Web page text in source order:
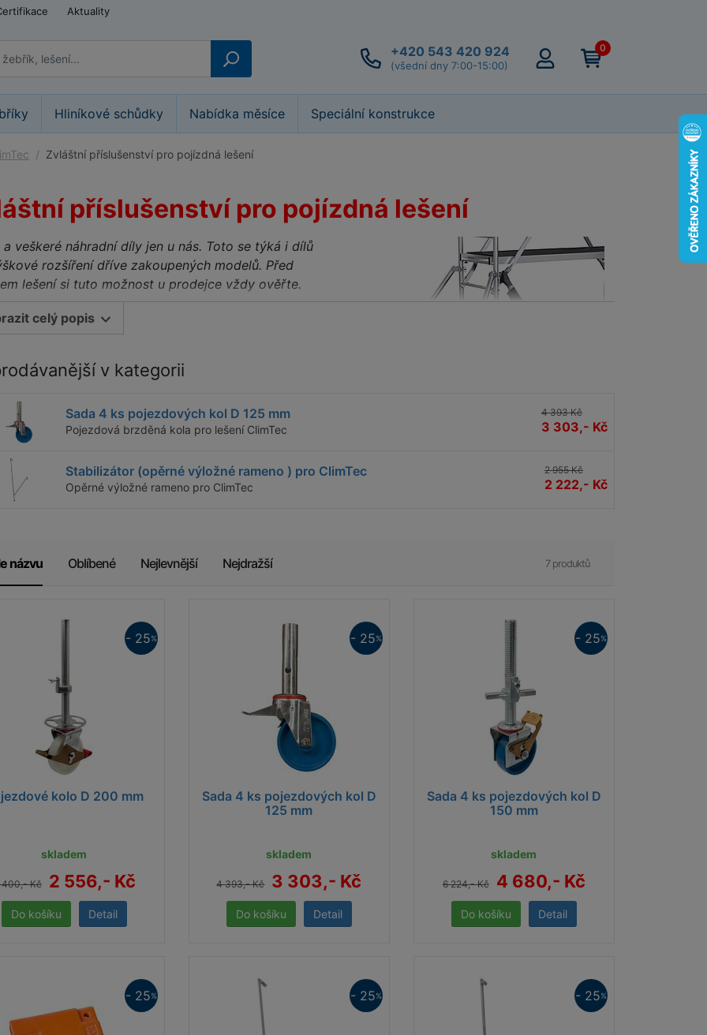
Aktuality
+420 543 420 924
(všední dny 7:00-15:00)
0
Hliníkové schůdky Nabídka měsíce Speciální konstrukce
Zvláštní příslušenství pro pojízdná lešení
příslušenství pro pojízdná lešení
a veškeré náhradní díly jen u nás. Toto se týká i dílů
rozšíření dříve zakoupených modelů. Před
lešení si tuto možnost u prodejce vždy ověřte.
kola nejsou u lešení ClimTec
typů pojízdných lešení součástí jednotlivých sestav.
použití stabilizátorů (opěrných výložných ramen)
vysokou stabilitu lešení a redukuje počet nutných
závaží - č. výrobku 704306
v návodu k montáži a používání.
celý popis
v kategorii
Sada 4 ks pojezdových kol D 125 mm
Pojezdová brzděná kola pro lešení ClimTec
4 393 Kč
3 303,- Kč
Stabilizátor (opěrné výložné rameno ) pro ClimTec
Opěrné výložné rameno pro ClimTec
2 955 Kč
2 222,- Kč
názvu Oblíbené Nejlevnější Nejdražší 7 produktů
kolo D 200 mm
skladem
400,- Kč 2 556,- Kč
Detail
- 25%
Sada 4 ks pojezdových kol D
125 mm
skladem
4 393,- Kč 3 303,- Kč
Detail
- 25%
Sada 4 ks pojezdových kol D
150 mm
skladem
6 224,- Kč 4 680,- Kč
Detail
- 25%
- 25% - 25% - 25%